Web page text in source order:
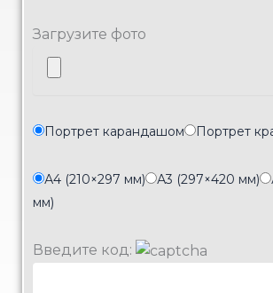
Загрузите фото
Портрет карандашом Портрет
А4 (210×297 мм) А3 (297×420 мм)
мм)
Введите код: